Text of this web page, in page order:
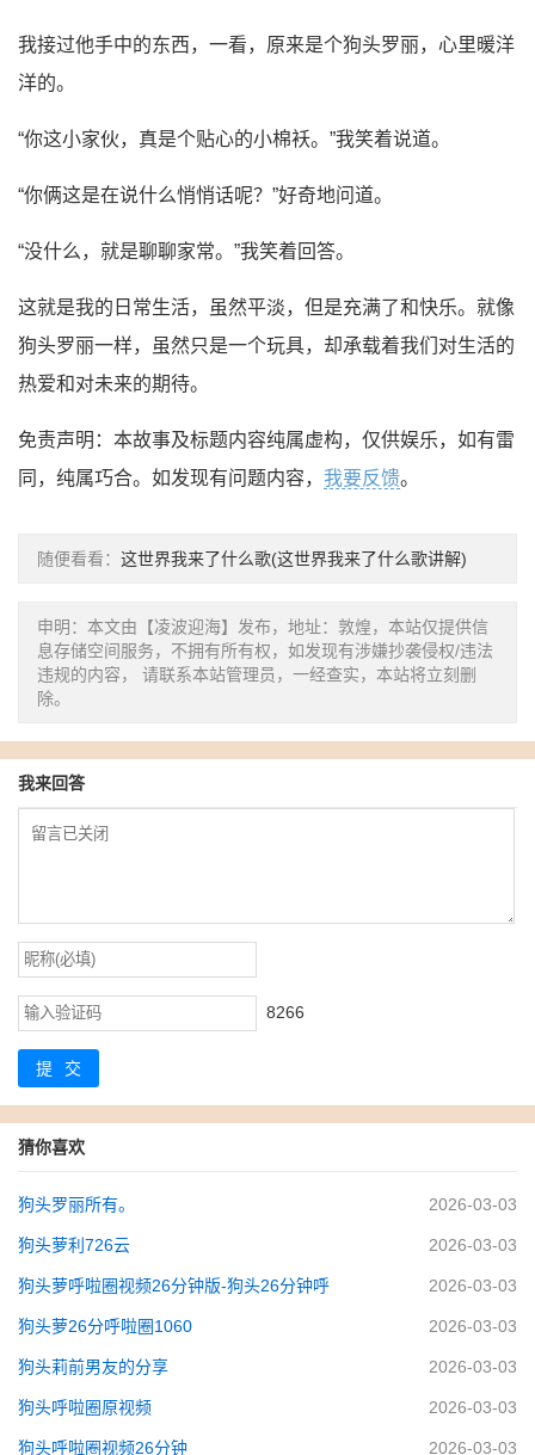
我接过他手中的东西，一看，原来是个狗头罗丽，心里暖洋
洋的。
“你这小家伙，真是个贴心的小棉袄。”我笑着说道。
“你俩这是在说什么悄悄话呢？”好奇地问道。
“没什么，就是聊聊家常。”我笑着回答。
这就是我的日常生活，虽然平淡，但是充满了和快乐。就像
狗头罗丽一样，虽然只是一个玩具，却承载着我们对生活的
热爱和对未来的期待。
免责声明：本故事及标题内容纯属虚构，仅供娱乐，如有雷
同，纯属巧合。如发现有问题内容， 我要反馈。
随便看看： 这世界我来了什么歌(这世界我来了什么歌讲解)
申明：本文由【凌波迎海】发布，地址：敦煌，本站仅提供信
息存储空间服务，不拥有所有权，如发现有涉嫌抄袭侵权/违法
违规的内容， 请联系本站管理员，一经查实，本站将立刻删
除。
我来回答
8266
提交
猜你喜欢
狗头罗丽所有。 2026-03-03
狗头萝利726云 2026-03-03
狗头萝呼啦圈视频26分钟版-狗头26分钟呼 2026-03-03
狗头萝26分呼啦圈1060 2026-03-03
狗头莉前男友的分享 2026-03-03
狗头呼啦圈原视频 2026-03-03
狗头呼啦圈视频26分钟 2026-03-03